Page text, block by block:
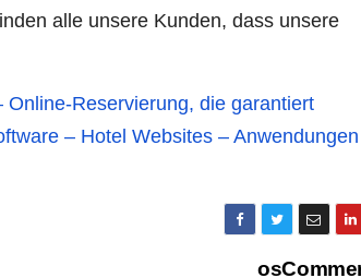
alle unsere Kunden, dass unsere
Reservierung, die garantiert
– Hotel Websites –